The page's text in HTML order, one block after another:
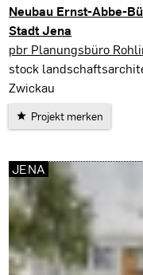
Neubau Ernst-Abbe-
Stadt Jena
Jena
pbr Planungsbüro
stock
Zwickau
Projekt merken
JENA